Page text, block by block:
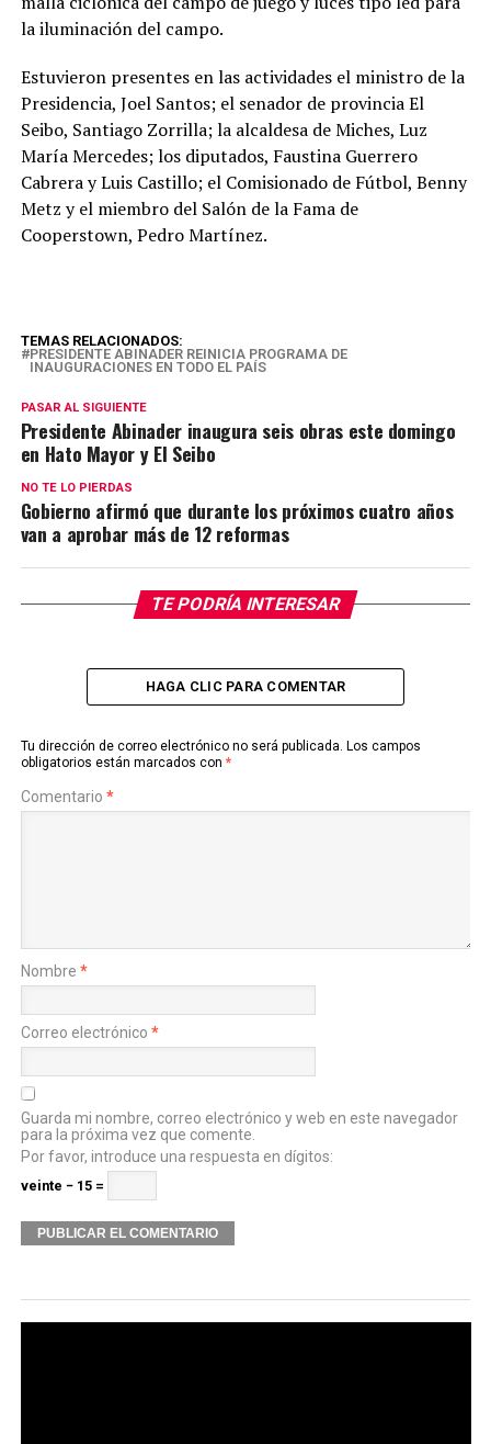
la iluminación del campo.
Estuvieron presentes en las actividades el ministro de la
Presidencia, Joel Santos; el senador de provincia El
Seibo, Santiago Zorrilla; la alcaldesa de Miches, Luz
María Mercedes; los diputados, Faustina Guerrero
Cabrera y Luis Castillo; el Comisionado de Fútbol, Benny
Metz y el miembro del Salón de la Fama de
Cooperstown, Pedro Martínez.
TEMAS RELACIONADOS:
PRESIDENTE ABINADER REINICIA PROGRAMA DE
INAUGURACIONES EN TODO EL PAÍS
PASAR AL SIGUIENTE
Presidente Abinader inaugura seis obras este domingo
en Hato Mayor y El Seibo
NO TE LO PIERDAS
Gobierno afirmó que durante los próximos cuatro años
van a aprobar más de 12 reformas
TE PODRÍA INTERESAR
HAGA CLIC PARA COMENTAR
Tu dirección de correo electrónico no será publicada. Los campos
obligatorios están marcados con *
Comentario *
Nombre *
Correo electrónico *
Guarda mi nombre, correo electrónico y web en este navegador
para la próxima vez que comente.
Por favor, introduce una respuesta en dígitos:
veinte − 15 =